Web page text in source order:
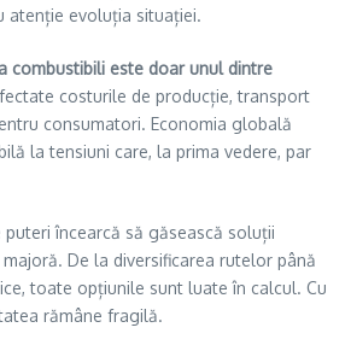
atenție evoluția situației.
combustibili este doar unul dintre
costurile de producție, transport
consumatori. Economia globală
la tensiuni care, la prima vedere, par
puteri încearcă să găsească soluții
De la diversificarea rutelor până
toate opțiunile sunt luate în calcul. Cu
rămâne fragilă.